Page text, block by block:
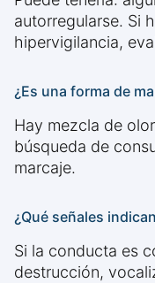
autorregularse. Si
hipervigilancia,
¿Es una forma de
Hay mezcla de
búsqueda de
marcaje.
¿Qué señales
Si la conducta es
destrucción,